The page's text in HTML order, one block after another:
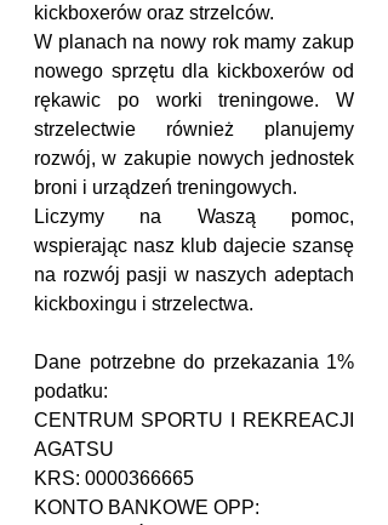
kickboxerów oraz strzelców.
W planach na nowy rok mamy zakup
nowego sprzętu dla kickboxerów od
rękawic po worki treningowe. W
strzelectwie również planujemy
rozwój, w zakupie nowych jednostek
broni i urządzeń treningowych.
Liczymy na Waszą pomoc,
wspierając nasz klub dajecie szansę
na rozwój pasji w naszych adeptach
kickboxingu i strzelectwa.
Dane potrzebne do przekazania 1%
podatku:
CENTRUM SPORTU I REKREACJI
AGATSU
KRS: 0000366665
KONTO BANKOWE OPP: